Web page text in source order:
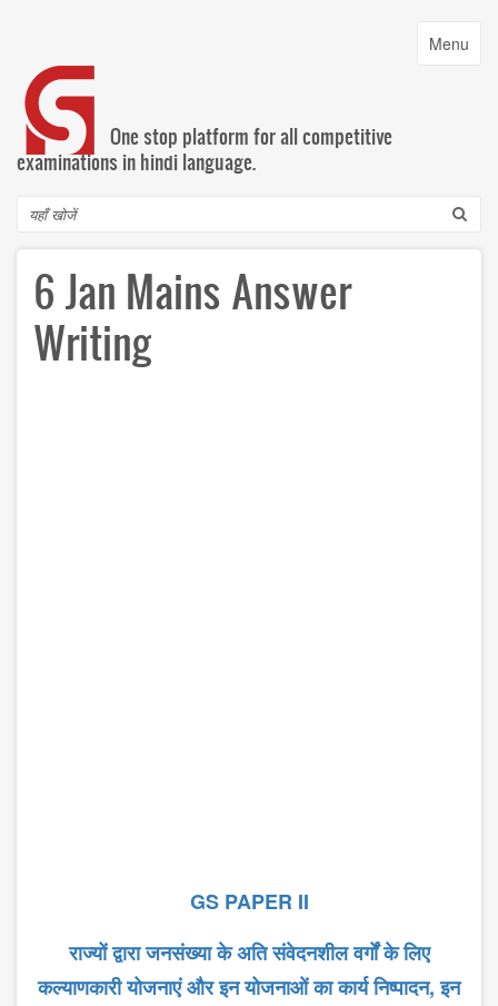
content
Toggle
Menu
One stop platform for all competitive
examinations in hindi language.
Search
6 Jan Mains Answer
Writing
GS PAPER II
राज्योंद्वाराजनसंख्याके अतिसंवेदनशीलवर्गोंकेलिए
कल्याणकारीयोजनाएंऔरइनयोजनाओंकाकार्यनिष्पादन,इन